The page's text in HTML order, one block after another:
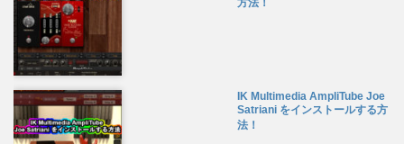
方法！
IK Multimedia AmpliTube Joe
Satriani をインストールする方
法！